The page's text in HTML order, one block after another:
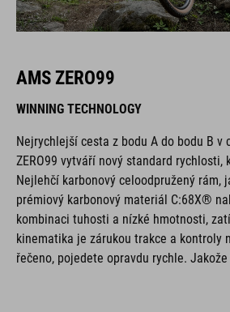
AMS ZERO99
WINNING TECHNOLOGY
Nejrychlejší cesta z bodu A do bodu B v
ZERO99 vytváří nový standard
Nejlehčí karbonový celoodpružený rám,
prémiový karbonový materiál C:68X®
kombinaci tuhosti a nízké hmotnosti,
kinematika je zárukou trakce a kontroly
řečeno, pojedete opravdu rychle.